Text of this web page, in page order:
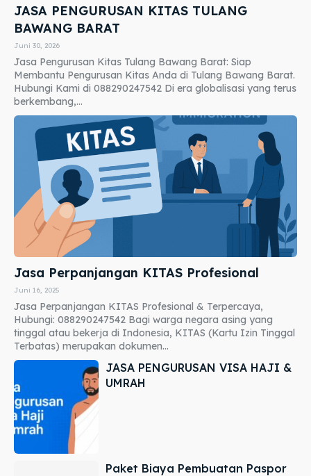
JASA PENGURUSAN KITAS TULANG
BAWANG BARAT
Juni 30, 2026
Jasa Pengurusan Kitas Tulang Bawang Barat: Siap
Membantu Pengurusan Kitas Anda di Tulang Bawang Barat.
Hubungi Kami di 088290247542 Di era globalisasi yang terus
berkembang,...
Jasa Perpanjangan KITAS Profesional
Juni 16, 2025
Jasa Perpanjangan KITAS Profesional & Terpercaya,
Hubungi: 088290247542 Bagi warga negara asing yang
tinggal atau bekerja di Indonesia, KITAS (Kartu Izin Tinggal
Terbatas) merupakan dokumen...
JASA PENGURUSAN VISA HAJI &
UMRAH
Paket Biaya Pembuatan Paspor